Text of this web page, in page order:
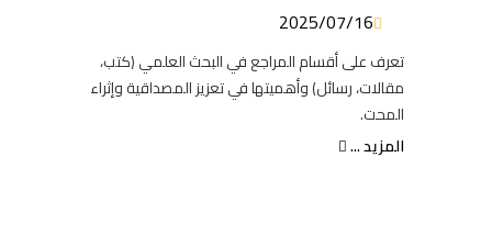
2025/07/16
تعرف على أقسام المراجع في البحث العلمي (كتب،
مقالات، رسائل) وأهميتها في تعزيز المصداقية وإثراء
المحت.
المزيد ...